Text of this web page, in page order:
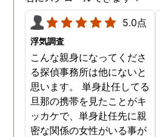
当にMJリサーチさんにそ
して代表の方に出会えてよ
かったと思いました。 今度
お会いできる時は、いい報
告ができるようにしたいで
す。
5.0点
浮気調査
こんな親身になってくださ
る探偵事務所は他にないと
思います。 単身赴任してる
旦那の携帯を見たことがキ
ッカケで、単身赴任先に親
密な関係の女性がいる事が